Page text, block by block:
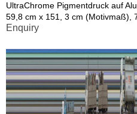
UltraChrome Pigmentdruck auf
59,8 cm x 151, 3 cm (Motivmaß),
Enquiry